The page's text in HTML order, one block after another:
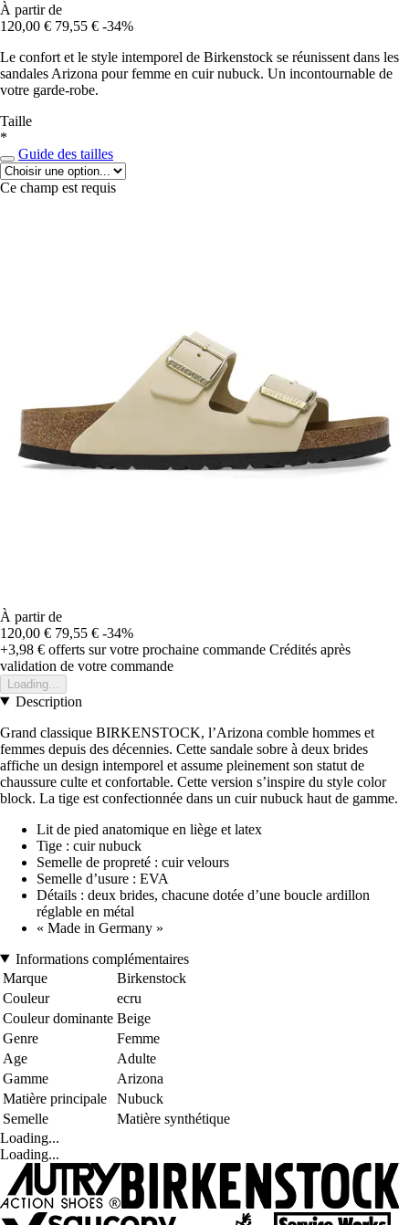
À partir de
120,00 € 79,55 € -34%
Le confort et le style intemporel de Birkenstock se réunissent dans les
sandales Arizona pour femme en cuir nubuck. Un incontournable de
votre garde-robe.
Taille
*
Guide des tailles
Ce champ est requis
À partir de
120,00 € 79,55 € -34%
+3,98 € offerts sur votre prochaine commande Crédités après
validation de votre commande
Loading...
Description
Grand classique BIRKENSTOCK, l’Arizona comble hommes et
femmes depuis des décennies. Cette sandale sobre à deux brides
affiche un design intemporel et assume pleinement son statut de
chaussure culte et confortable. Cette version s’inspire du style color
block. La tige est confectionnée dans un cuir nubuck haut de gamme.
Lit de pied anatomique en liège et latex
Tige : cuir nubuck
Semelle de propreté : cuir velours
Semelle d’usure : EVA
Détails : deux brides, chacune dotée d’une boucle ardillon
réglable en métal
« Made in Germany »
Informations complémentaires
Marque
Birkenstock
Couleur
ecru
Couleur dominante Beige
Genre
Femme
Age
Adulte
Gamme
Arizona
Matière principale
Nubuck
Semelle
Matière synthétique
Loading...
Loading...